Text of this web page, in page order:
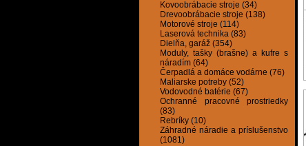
Kovoobrábacie stroje (34)
Drevoobrábacie stroje (138)
Motorové stroje (114)
Laserová technika (83)
Dielňa, garáž (354)
Moduly, tašky (brašne) a kufre s
náradím (64)
Čerpadlá a domáce vodárne (76)
Maliarske potreby (52)
Vodovodné batérie (67)
Ochranné pracovné prostriedky
(83)
Rebríky (10)
Záhradné náradie a príslušenstvo
(1081)